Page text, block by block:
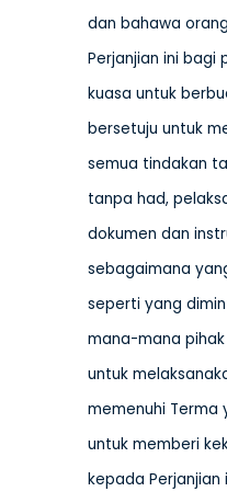
dan bahawa
Perjanjian ini bagi
kuasa untuk
bersetuju untuk
semua tindakan
tanpa had,
dokumen dan
sebagaimana
seperti yang
mana-mana
untuk
memenuhi Terma
untuk memberi
kepada Perjanjian